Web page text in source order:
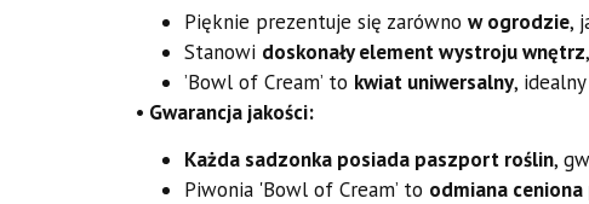
Pięknie prezentuje się zarówno w ogrodzie,
Stanowi doskonały element wystroju wnętrz
’Bowl of Cream’ to kwiat uniwersalny,
• Gwarancja jakości:
Każda sadzonka posiada paszport roślin,
Piwonia 'Bowl of Cream’ to odmiana ceniona